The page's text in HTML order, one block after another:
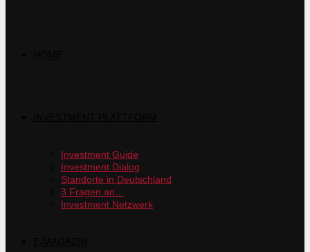
Investment Guide
Investment Dialog
Standorte in Deutschland
3 Fragen an…
Investment Netzwerk